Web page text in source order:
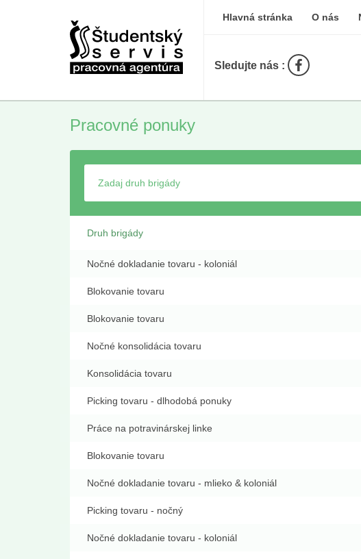
Hlavná stránka O nás
Sledujte nás :
Pracovné ponuky
Druh brigády
Nočné dokladanie tovaru - koloniál
Blokovanie tovaru
Blokovanie tovaru
Nočné konsolidácia tovaru
Konsolidácia tovaru
Picking tovaru - dlhodobá ponuky
Práce na potravinárskej linke
Blokovanie tovaru
Nočné dokladanie tovaru - mlieko & koloniál
Picking tovaru - nočný
Nočné dokladanie tovaru - koloniál